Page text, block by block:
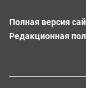
Полная версия
Редакционная